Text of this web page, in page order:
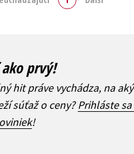
prvý!
hit práve vychádza, na
súťaž o ceny?Prihláste
!